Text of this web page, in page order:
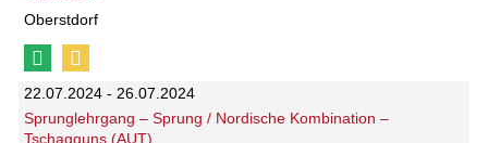
Oberstdorf
22.07.2024 - 26.07.2024
Sprunglehrgang – Sprung / Nordische Kombination –
Tschagguns (AUT)